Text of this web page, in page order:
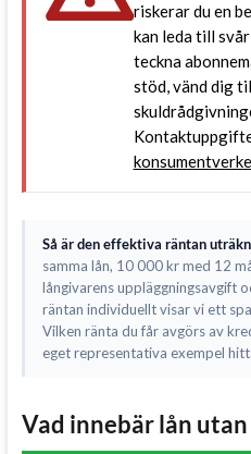
riskerar du en
kan leda till
teckna
stöd, vänd dig
Så är den effektiva räntan
samma lån, 10 000 kr med 12
långivarens uppläggningsavgift
räntan individuellt visar vi ett
Vilken ränta du får avgörs av
eget representativa exempel
Vad innebär lån